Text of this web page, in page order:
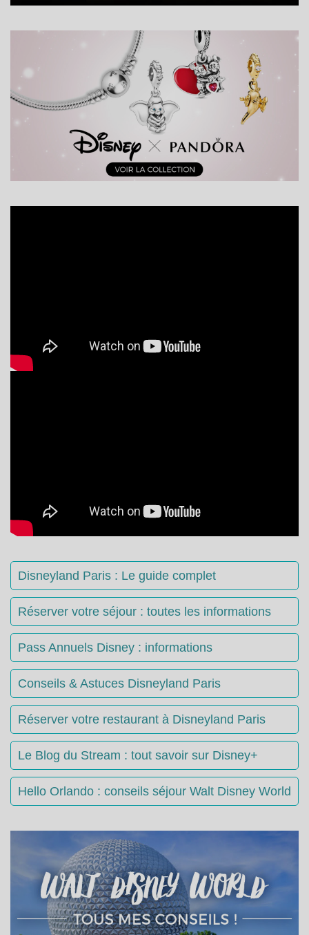
Disneyland Paris : Le guide complet
Réserver votre séjour : toutes les informations
Pass Annuels Disney : informations
Conseils & Astuces Disneyland Paris
Réserver votre restaurant à Disneyland Paris
Le Blog du Stream : tout savoir sur Disney+
Hello Orlando : conseils séjour Walt Disney World